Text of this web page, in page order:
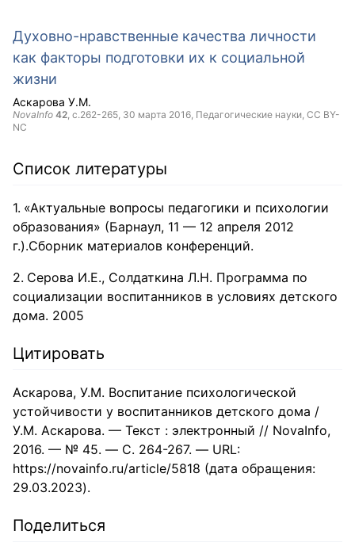
Духовно-нравственные качества личности
как факторы подготовки их к социальной
жизни
Аскарова У.М.
NovaInfo 42, с.262-265, 30 марта 2016, Педагогические науки, CC BY-
NC
Список литературы
«Актуальные вопросы педагогики и психологии
образования» (Барнаул, 11 — 12 апреля 2012
г.).Сборник материалов конференций.
Серова И.Е., Солдаткина Л.Н. Программа по
социализации воспитанников в условиях детского
дома. 2005
Цитировать
Аскарова, У.М. Воспитание психологической
устойчивости у воспитанников детского дома /
У.М. Аскарова. — Текст : электронный // NovaInfo,
2016. — № 45. — С. 264-267. — URL:
https://novainfo.ru/article/5818 (дата обращения:
29.03.2023).
Поделиться